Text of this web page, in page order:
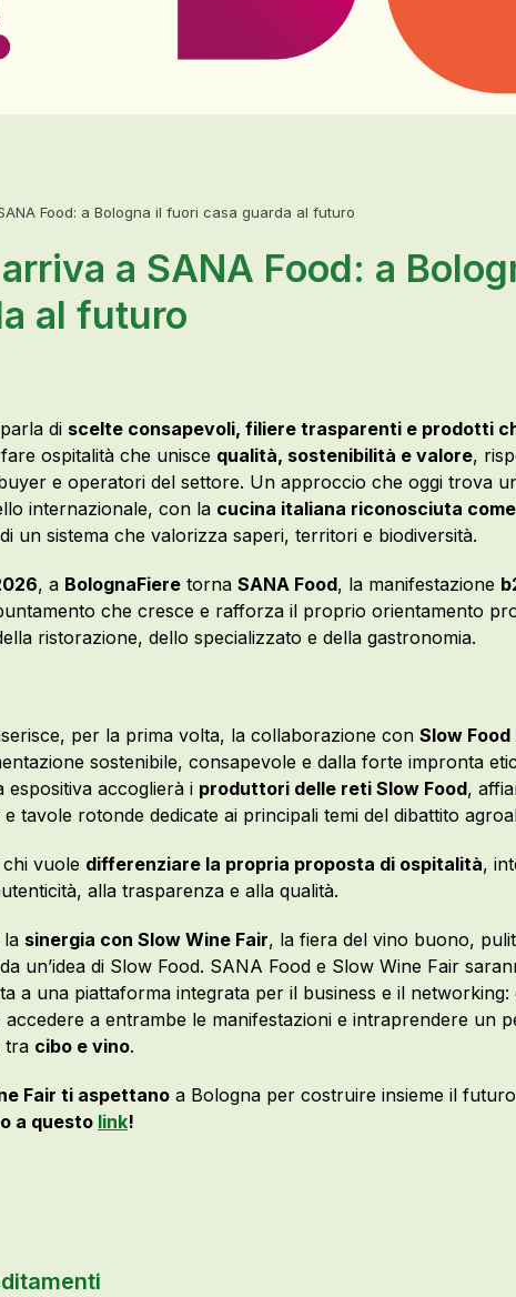
Food: a Bologna il fuori casa guarda al futuro
a SANA Food: a
al futuro
di scelte consapevoli, filiere trasparenti e prodotti
ospitalità che unisce qualità, sostenibilità e valore,
e operatori del settore. Un approccio che oggi trova
internazionale, con la cucina italiana riconosciuta
un sistema che valorizza saperi, territori e biodiversità.
, a BolognaFiere torna SANA Food, la manifestazione
che cresce e rafforza il proprio orientamento
ristorazione, dello specializzato e della gastronomia.
per la prima volta, la collaborazione con Slow
sostenibile, consapevole e dalla forte impronta
espositiva accoglierà i produttori delle reti Slow Food,
tavole rotonde dedicate ai principali temi del dibattito
vuole differenziare la propria proposta di ospitalità,
alla trasparenza e alla qualità.
la sinergia con Slow Wine Fair, la fiera del vino buono,
un’idea di Slow Food. SANA Food e Slow Wine Fair
a una piattaforma integrata per il business e il networking:
a entrambe le manifestazioni e intraprendere un
tra cibo e vino.
Fair ti aspettano a Bologna per costruire insieme il
a questo link!